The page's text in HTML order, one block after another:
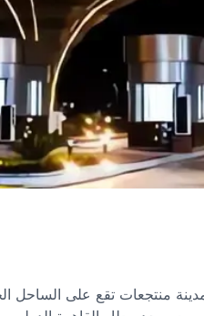
منتجعات تقع على الساحل